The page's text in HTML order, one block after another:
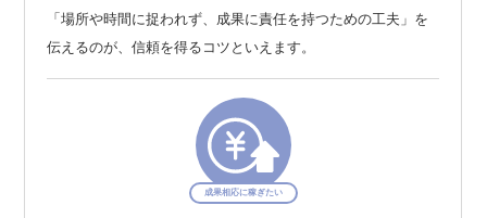
「場所や時間に捉われず、成果に責任を持つための工夫」を
伝えるのが、信頼を得るコツといえます。
成果相応に稼ぎたい